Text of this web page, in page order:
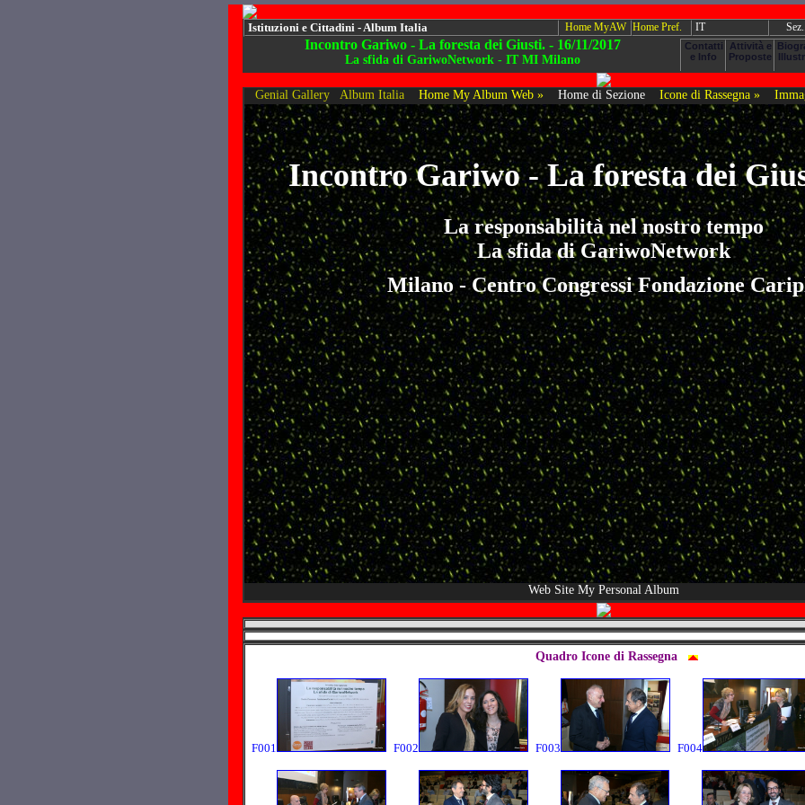
Istituzioni e Cittadini - Album Italia Home MyAW Home Pref. IT
Incontro Gariwo - La foresta dei Giusti. - 16/11/2017
La sfida di GariwoNetwork - IT MI Milano
Genial Gallery Album Italia Home My Album Web » Home di Sezione Icone di Rassegna »
Incontro Gariwo - La foresta dei
La responsabilità nel nostro tempo
La sfida di GariwoNetwork
Milano - Centro Congressi Fondazione
Web Site My Personal Album
Quadro Icone di Rassegna
F001 F002 F003 F004